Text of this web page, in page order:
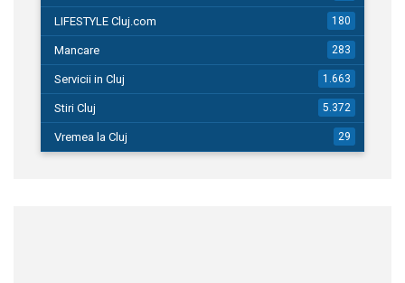
LIFESTYLE Cluj.com 180
Mancare 283
Servicii in Cluj 1.663
Stiri Cluj 5.372
Vremea la Cluj 29